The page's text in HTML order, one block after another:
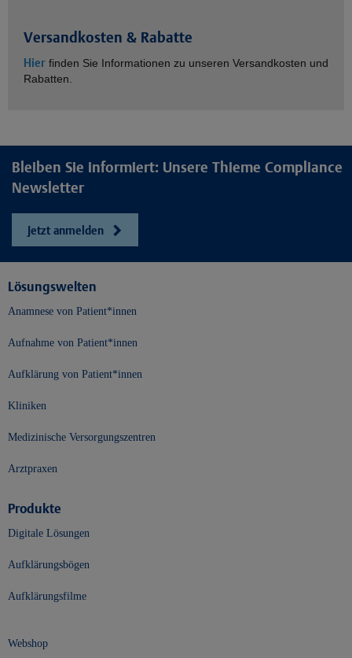
Versandkosten & Rabatte
Hier finden Sie Informationen zu unseren Versandkosten und
Rabatten.
Bleiben Sie informiert: Unsere Thieme Compliance
Newsletter
Jetzt anmelden
Lösungswelten
Anamnese von Patient*innen
Aufnahme von Patient*innen
Aufklärung von Patient*innen
Kliniken
Medizinische Versorgungszentren
Arztpraxen
Produkte
Digitale Lösungen
Aufklärungsbögen
Aufklärungsfilme
Webshop